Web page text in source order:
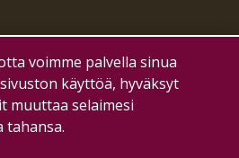
voimme palvella sinua
käyttöä, hyväksyt
muuttaa selaimesi
tahansa.